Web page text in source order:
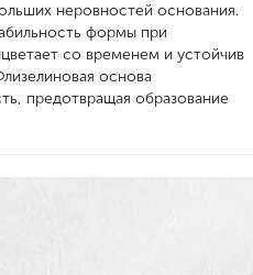
неровностей основания.
формы при
со временем и устойчив
основа
предотвращая образование